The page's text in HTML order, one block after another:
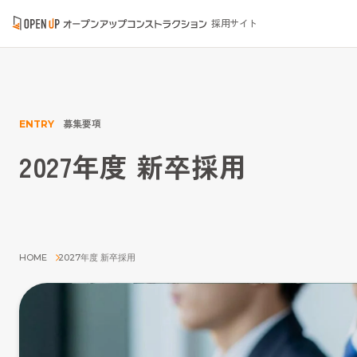
採用サイト
ENTRY 募集要項
2027年度 新卒採用
HOME 2027年度 新卒採用